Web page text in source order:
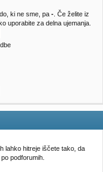
ki ne sme, pa - . Če želite iz
uporabite za delna ujemanja.
lahko hitreje iščete tako, da
podforumih.